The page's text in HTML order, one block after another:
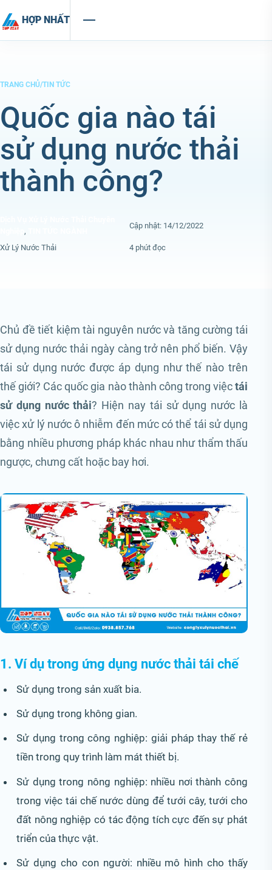
HỢP NHẤT
TRANG CHỦ/TIN TỨC
Quốc gia nào tái
sử dụng nước thải
thành công?
,
Cập nhật: 14/12/2022
Xử Lý Nước Thải 4 phút đọc
Chủ đề tiết kiệm tài nguyên nước và tăng cường tái
sử dụng nước thải ngày càng trở nên phổ biến. Vậy
tái sử dụng nước được áp dụng như thế nào trên
thế giới? Các quốc gia nào thành công trong việctái
sử dụng nước thải? Hiện nay tái sử dụng nước là
việc xử lý nước ô nhiễm đến mức có thể tái sử dụng
bằng nhiều phương pháp khác nhau như thẩm thấu
ngược, chưng cất hoặc bay hơi.
1. Ví dụ trong ứng dụng nước thải tái chế
Sử dụng trong sản xuất bia.
Sử dụng trong không gian.
Sử dụng trong công nghiệp: giải pháp thay thế rẻ
tiền trong quy trình làm mát thiết bị.
Sử dụng trong nông nghiệp: nhiều nơi thành công
trong việc tái chế nước dùng để tưới cây, tưới cho
đất nông nghiệp có tác động tích cực đến sự phát
triển của thực vật.
Sử dụng cho con người: nhiều mô hình cho thấy